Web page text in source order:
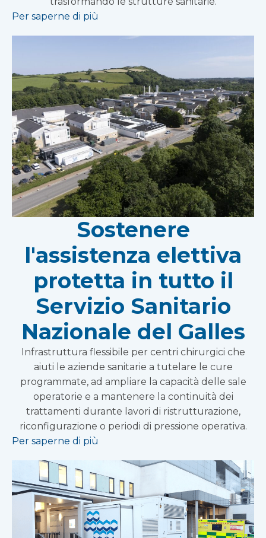
Per saperne di più
Sostenere
l'assistenza elettiva
protetta in tutto il
Servizio Sanitario
Nazionale del Galles
Infrastruttura flessibile per centri chirurgici che
aiuti le aziende sanitarie a tutelare le cure
programmate, ad ampliare la capacità delle sale
operatorie e a mantenere la continuità dei
trattamenti durante lavori di ristrutturazione,
riconfigurazione o periodi di pressione operativa.
Per saperne di più